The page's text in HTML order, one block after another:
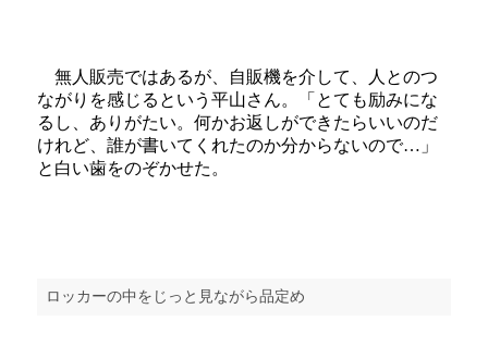
無人販売ではあるが、自販機を介して、人とのつ
ながりを感じるという平山さん。「とても励みにな
るし、ありがたい。何かお返しができたらいいのだ
けれど、誰が書いてくれたのか分からないので…」
と白い歯をのぞかせた。
ロッカーの中をじっと見ながら品定め